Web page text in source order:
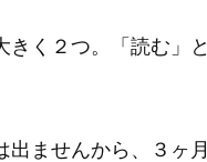
きく２つ。「読む」
出ませんから、３ヶ